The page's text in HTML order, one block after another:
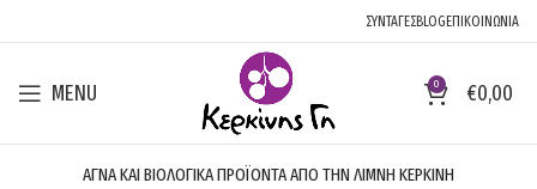
ΣΥΝΤΑΓΕΣBLOGΕΠΙΚΟΙΝΩΝΙΑ
MENU 0 €0,00
ΑΓΝΑ ΚΑΙ ΒΙΟΛΟΓΙΚΑ ΠΡΟΪΟΝΤΑ ΑΠΟ ΤΗΝ ΛΙΜΝΗ ΚΕΡΚΙΝΗ